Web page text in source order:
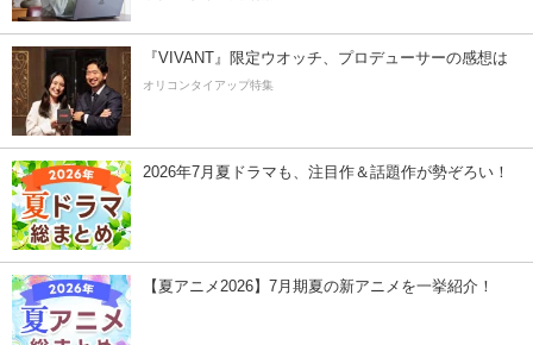
『VIVANT』限定ウオッチ、プロデューサーの感想は
オリコンタイアップ特集
2026年7月夏ドラマも、注目作＆話題作が勢ぞろい！
【夏アニメ2026】7月期夏の新アニメを一挙紹介！